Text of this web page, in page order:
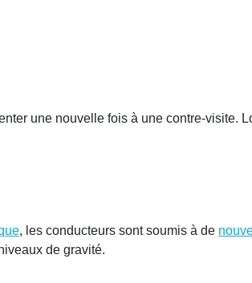
une nouvelle fois à une contre-visite.
, les conducteurs sont soumis à de
de gravité.